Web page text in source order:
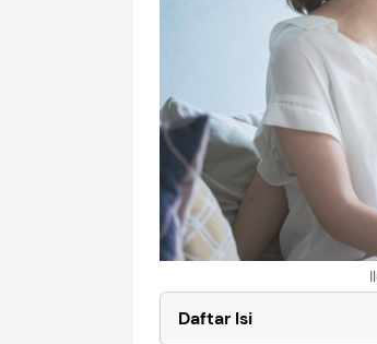
Daftar Isi